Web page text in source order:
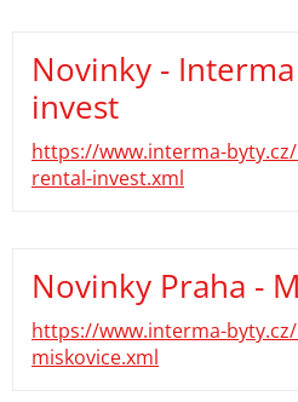
Novinky - Interma
invest
https://www.interma-
rental-invest.xml
Novinky Praha -
https://www.interma-
miskovice.xml